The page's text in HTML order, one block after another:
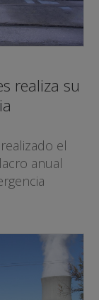
realiza su
el
anual